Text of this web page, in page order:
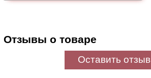
Отзывы о товаре
Оставить отзыв